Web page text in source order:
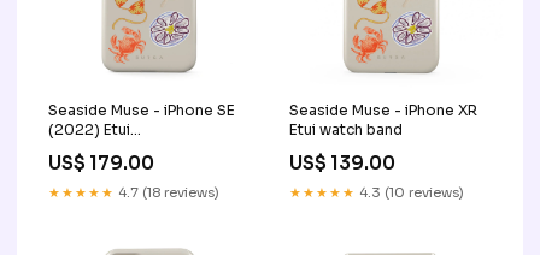
Seaside Muse - iPhone SE
(2022) Etui
ME_05A_PixelBuds_A
US$ 179.00
★★★★★ 4.7 (18 reviews)
Seaside Muse - iPhone XR
Etui watch band
US$ 139.00
★★★★★ 4.3 (10 reviews)